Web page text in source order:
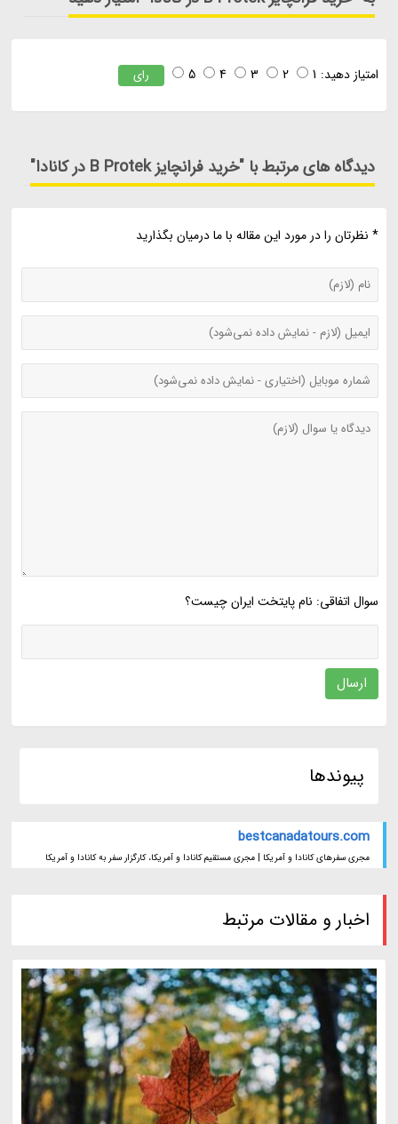
امتیاز دهید: 1
2
3
4
5 رای
دیدگاه های مرتبط با "خرید فرانچایز B Protek در کانادا"
* نظرتان را در مورد این مقاله با ما درمیان بگذارید
سوال اتفاقی: نام پایتخت ایران چیست؟
ارسال
پیوندها
bestcanadatours.com
مجری سفرهای کانادا و آمریکا | مجری مستقیم کانادا و آمریکا، کارگزار سفر به کانادا و آمریکا
اخبار و مقالات مرتبط